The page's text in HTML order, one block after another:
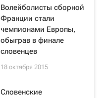
Волейболисты сборной
Франции стали
чемпионами Европы,
обыграв в финале
словенцев
18 октября 2015
Словенские